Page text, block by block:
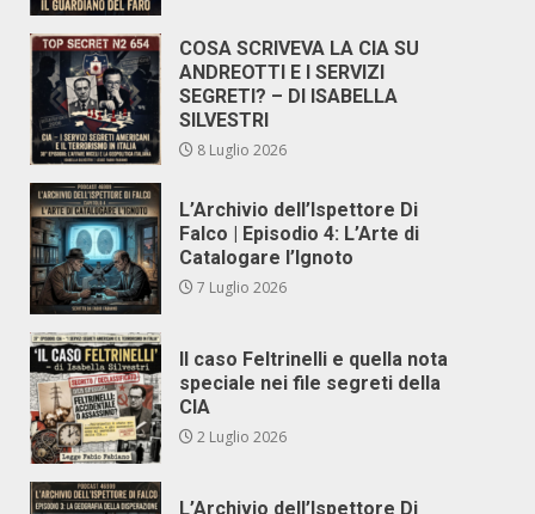
COSA SCRIVEVA LA CIA SU
ANDREOTTI E I SERVIZI
SEGRETI? – DI ISABELLA
SILVESTRI
8 Luglio 2026
L’Archivio dell’Ispettore Di
Falco | Episodio 4: L’Arte di
Catalogare l’Ignoto
7 Luglio 2026
Il caso Feltrinelli e quella nota
speciale nei file segreti della
CIA
2 Luglio 2026
L’Archivio dell’Ispettore Di